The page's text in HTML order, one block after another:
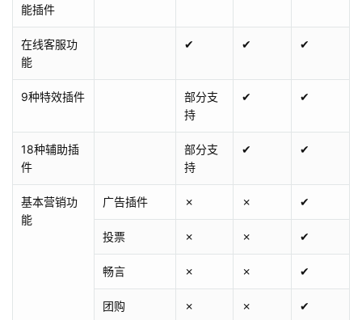
能插件
在线客服功
能
✔ ✔ ✔
9种特效插件
部分支
持
✔ ✔
18种辅助插
件
部分支
持
✔ ✔
基本营销功
能
广告插件 ✗ ✗ ✔
投票 ✗ ✗ ✔
畅言 ✗ ✗ ✔
团购 ✗ ✗ ✔